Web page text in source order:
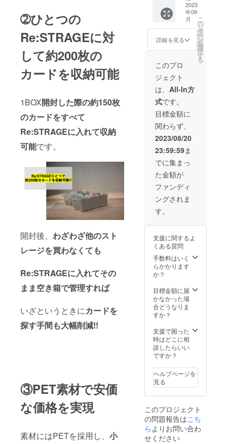
➁ひとつの
Re:STRAGEに対
して約200枚の
カードを収納可能
1BOX開封した際の約150枚
のカードをすべて
Re:STRAGEに入れて収納
可能です。
開封後、 わざわざ他のスト
レージを買わなくても
Re:STRAGEに入れてその
まま空き箱で管理すれば
いざというときにカードを
探す手間も大幅削減!!
③PET素材で安価
な価格を実現
素材にはPETを採用し、 小
できま
せん。
つき、
お送り
させて
いただ
く製品
のもの
と一部
異なる
場合が
ござい
ます。
にはリ
ターン
として
製品18
個+
CARDS
LEEPE
R 1個を
お届け
させて
いただ
きま
す。 ※
カー
ド、空
箱は付
きませ
ん。 ※
開発中
製品に
つき、
お送り
させて
いただ
く製品
のもの
異なる
場合が
ござい
ます。
2023
年09
月
詳細を見る
こ
の
リ
タ
ー
ン
を
選
択
す
る
このプロ
ジェクト
は、 All-In方
式です。
目標金額に
関わらず、
2023/08/20
23:59:59ま
でに集まっ
た金額が
ファンディ
ングされま
す。
支援に関するよ
くある質問
手数料はいく
らかかります
か？
目標金額に届
かなかった場
合どうなりま
すか？
支援で困った
時はどこに相
談したらいい
ですか？
ヘルプページを
見る
このプロジェクト
の問題報告はこち
らよりお問い合わ
せください